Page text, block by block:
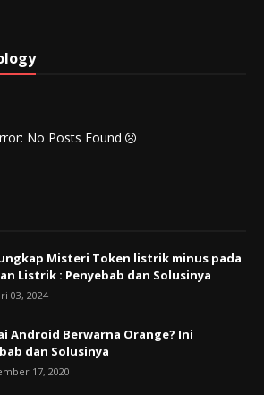
No Posts Found
Misteri Token listrik minus pada
Listrik : Penyebab dan Solusinya
03, 2024
Android Berwarna Orange? Ini
dan Solusinya
17, 2020